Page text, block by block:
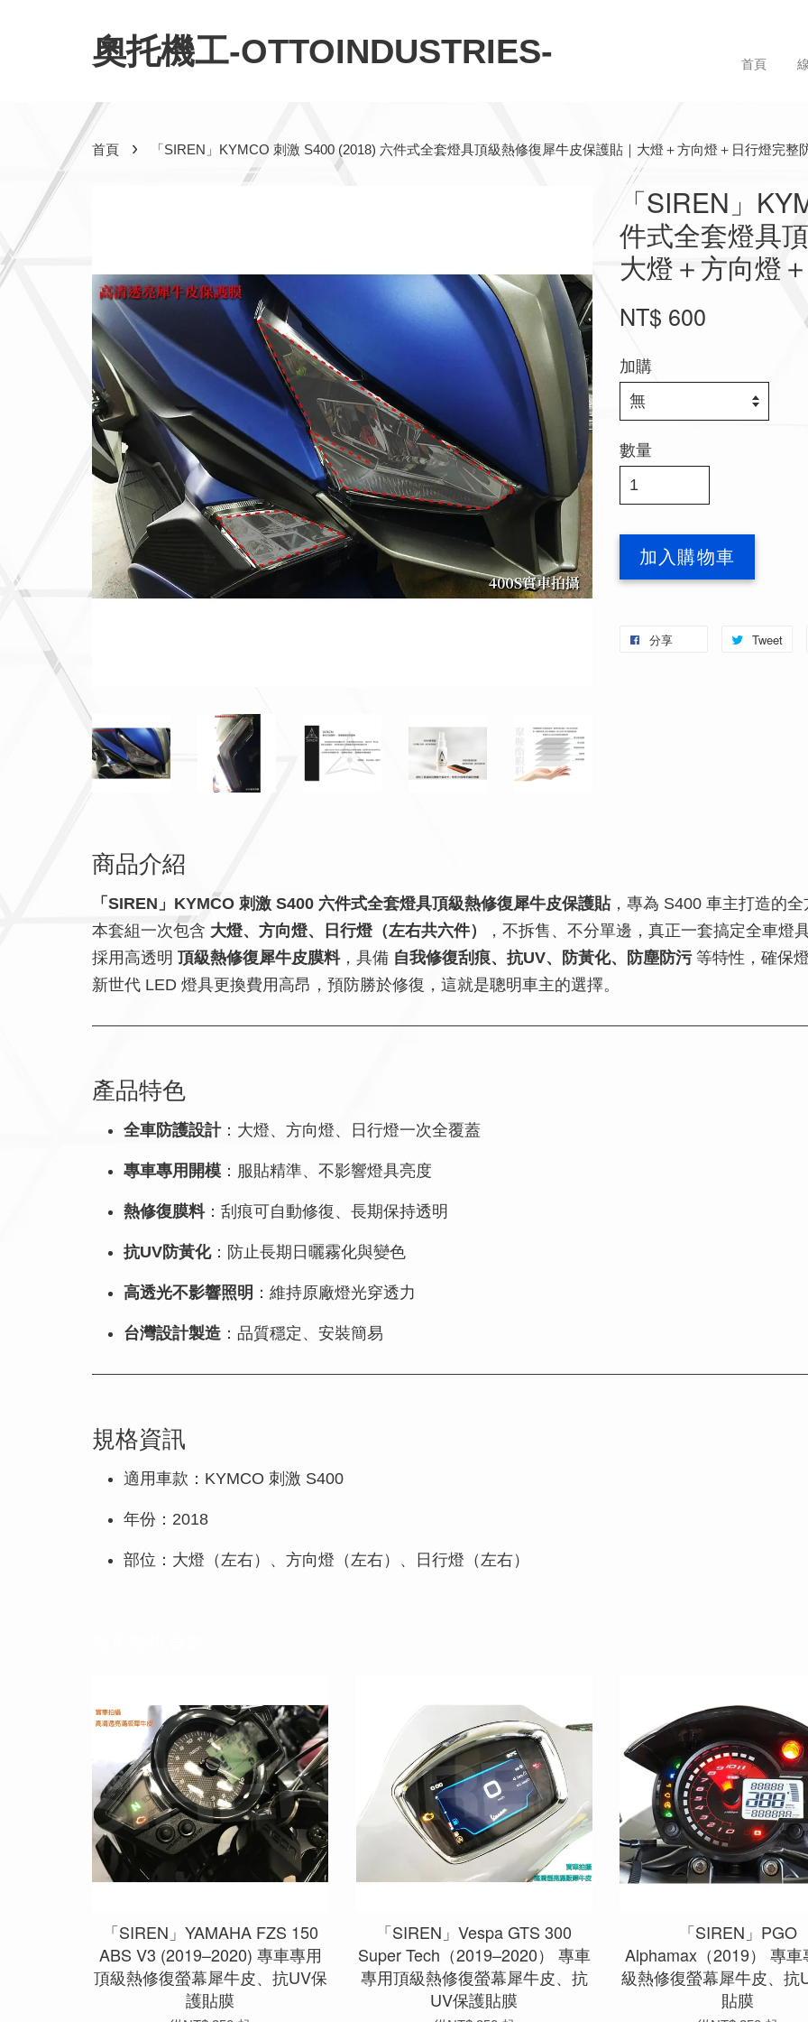
奧托機工-OTTOINDUSTRIES- 首頁
首頁 › 「SIREN」KYMCO 刺激 S400 (2018) 六件式全套燈具頂級熱修復犀牛皮保護貼｜大燈＋方向燈＋日行燈完整
「SIREN」
件式全套燈具
大燈＋方向燈
NT$ 600
加購
數量
加入購物車
分享 Tweet
商品介紹
「SIREN」KYMCO 刺激 S400 六件式全套燈具頂級熱修復犀牛皮保護貼，專為 S400 車主打造的全
本套組一次包含 大燈、方向燈、日行燈（左右共六件）
，不拆售、不分單邊，真正一套搞定全車燈具
採用高透明 頂級熱修復犀牛皮膜料，具備 自我修復刮痕、抗UV、防黃化、防塵防污等特性，確保
新世代 LED 燈具更換費用高昂，預防勝於修復，這就是聰明車主的選擇。
產品特色
全車防護設計：大燈、方向燈、日行燈一次全覆蓋
專車專用開模 ：服貼精準、不影響燈具亮度
熱修復膜料：刮痕可自動修復、長期保持透明
抗UV防黃化：防止長期日曬霧化與變色
高透光不影響照明 ：維持原廠燈光穿透力
台灣設計製造 ：品質穩定、安裝簡易
規格資訊
適用車款：KYMCO 刺激 S400
年份：2018
部位：大燈（左右）、方向燈（左右）、日行燈（左右）
「SIREN」YAMAHA FZS 150
ABS V3 (2019–2020) 專車專用
頂級熱修復螢幕犀牛皮、抗UV保
護貼膜
「SIREN」Vespa GTS 300
Super Tech（2019–2020） 專車
專用頂級熱修復螢幕犀牛皮、抗
UV保護貼膜
「SIREN」PGO
Alphamax（2019） 專車
級熱修復螢幕犀牛皮、抗
貼膜